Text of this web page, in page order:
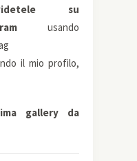
su
usando
il mio profilo,
gallery da